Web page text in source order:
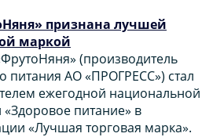
признана лучшей
маркой
(производитель
питания АО «ПРОГРЕСС») стал
ежегодной национальной
питание» в
«Лучшая торговая марка».